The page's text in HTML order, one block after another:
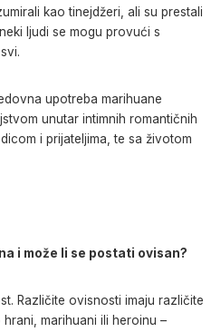
kao tinejdžeri, ali su prestali
ljudi se mogu provući s
upotreba marihuane
unutar intimnih romantičnih
i prijateljima, te sa životom
i može li se postati ovisan?
Različite ovisnosti imaju različite
marihuani ili heroinu –